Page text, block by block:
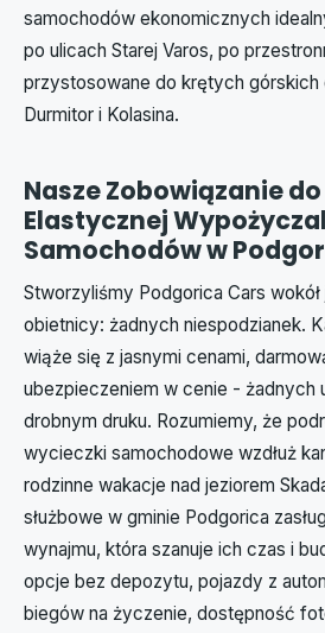
samochodów ekonomicznych
po ulicach Starej Varos, po
przystosowane do krętych górskich
Durmitor i Kolasina.
Nasze Zobowiązanie
Elastycznej
Samochodów w
Stworzyliśmy Podgorica Cars
obietnicy: żadnych niespodzianek.
wiąże się z jasnymi cenami,
ubezpieczeniem w cenie - żadnych
drobnym druku. Rozumiemy, że
wycieczki samochodowe wzdłuż
rodzinne wakacje nad jeziorem
służbowe w gminie Podgorica
wynajmu, która szanuje ich czas i
opcje bez depozytu, pojazdy z
biegów na życzenie, dostępność